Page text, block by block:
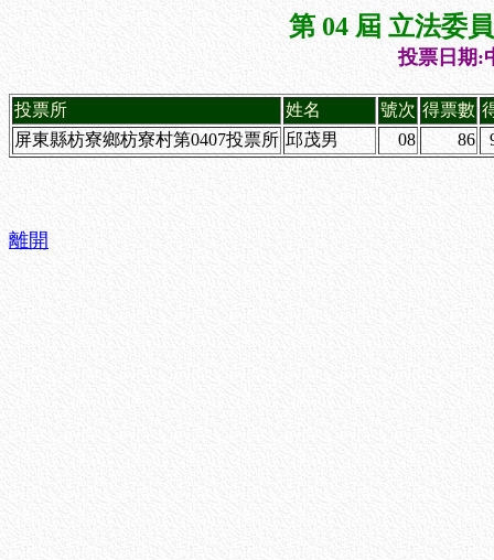
第 04 屆 立法委
投票日期:
投票所 姓名 號次 得票數
屏東縣枋寮鄉枋寮村第0407投票所 邱茂男 08 86
離開